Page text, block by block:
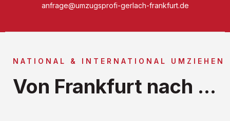
anfrage@umzugsprofi-gerlach-frankfurt.de
NATIONAL & INTERNATIONAL UMZIEHEN
Von Frankfurt nach ...